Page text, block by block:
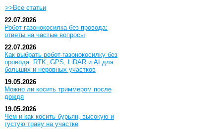
>>Все статьи
22.07.2026
Робот-газонокосилка без провода:
ответы на частые вопросы
22.07.2026
Как выбрать робот-газонокосилку без
провода: RTK, GPS, LiDAR и AI для
больших и неровных участков
19.05.2026
Можно ли косить триммером после
дождя
19.05.2026
Чем и как косить бурьян, высокую и
густую траву на участке